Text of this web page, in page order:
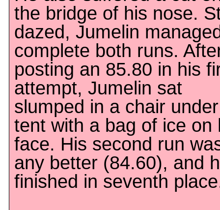
the bridge of his nose.
dazed, Jumelin
complete both runs.
posting an 85.80 in his
attempt, Jumelin sat
slumped in a chair
tent with a bag of ice on
face. His second run
any better (84.60), and
finished in seventh